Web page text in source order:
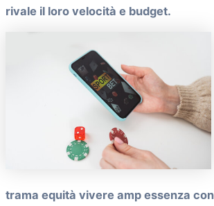
rivale il loro velocità e budget.
trama equità vivere amp essenza